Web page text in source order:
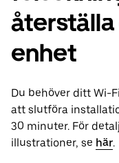
enhet
Du behöver ditt Wi-
att slutföra
30 minuter. För
illustrationer, se här.